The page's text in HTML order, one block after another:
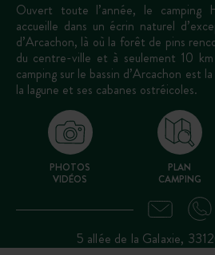
Ouvert toute l’année, le camping
accueille dans un écrin naturel
d’Arcachon, là où la forêt de pins
du centre-ville et à seulement 10
camping sur le bassin d’Arcachon est
la lagune et ses cabanes ostréicoles.
PHOTOS
VIDÉOS
PLAN
CAMPING
5 allée de la Galaxie,